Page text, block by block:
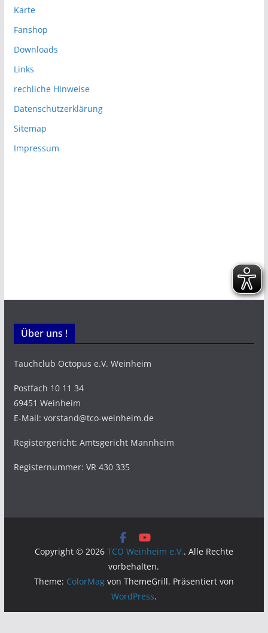
Karte
Fanshop
Downloads
Links
rechliche Hinweise
Datenschutzerklärung
Sitemap
Impressum
Über uns !
Tauchclub Octopus e.V. Weinheim
Postfach 10 11 34
69451 Weinheim
E-Mail: vorstand@tco-weinheim.de
Registergericht: Amtsgericht Mannheim
Registernummer: VR 430 335
Copyright © 2026 TCO Weinheim e.V.. Alle Rechte
vorbehalten.
Theme: ColorMagvon ThemeGrill. Präsentiert von
WordPress.